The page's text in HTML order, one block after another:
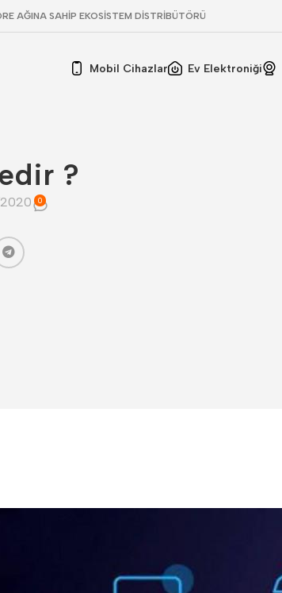
AĞINA SAHİP EKOSİSTEM DİSTRİBÜTÖRÜ
Mobil Cihazlar Ev Elektroniği
?
0